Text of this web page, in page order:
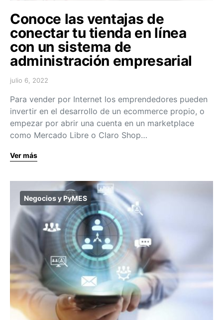
Conoce las ventajas de
conectar tu tienda en línea
con un sistema de
administración empresarial
julio 6, 2022
Para vender por Internet los emprendedores pueden
invertir en el desarrollo de un ecommerce propio, o
empezar por abrir una cuenta en un marketplace
como Mercado Libre o Claro Shop…
Ver más
Negocios y PyMES